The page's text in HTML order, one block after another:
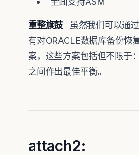
重整旗鼓 虽然我们可以通
有对ORACLE数据库备份恢
案，这些方案包括但不限于
之间作出最佳平衡。
attach2: